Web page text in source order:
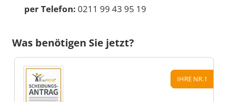
per Telefon: 0211 99 43 95 19
Was benötigen Sie jetzt?
IHRE NR.1